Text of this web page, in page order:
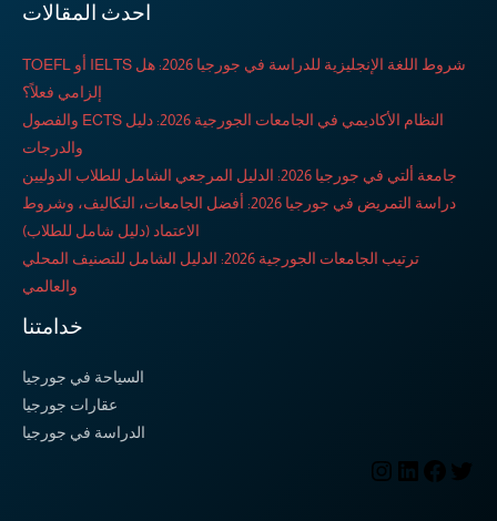
احدث المقالات
شروط اللغة الإنجليزية للدراسة في جورجيا 2026: هل IELTS أو TOEFL
إلزامي فعلاً؟
النظام الأكاديمي في الجامعات الجورجية 2026: دليل ECTS والفصول
والدرجات
جامعة ألتي في جورجيا 2026: الدليل المرجعي الشامل للطلاب الدوليين
دراسة التمريض في جورجيا 2026: أفضل الجامعات، التكاليف، وشروط
الاعتماد (دليل شامل للطلاب)
ترتيب الجامعات الجورجية 2026: الدليل الشامل للتصنيف المحلي
والعالمي
خدامتنا
السياحة في جورجيا
عقارات جورجيا
الدراسة في جورجيا